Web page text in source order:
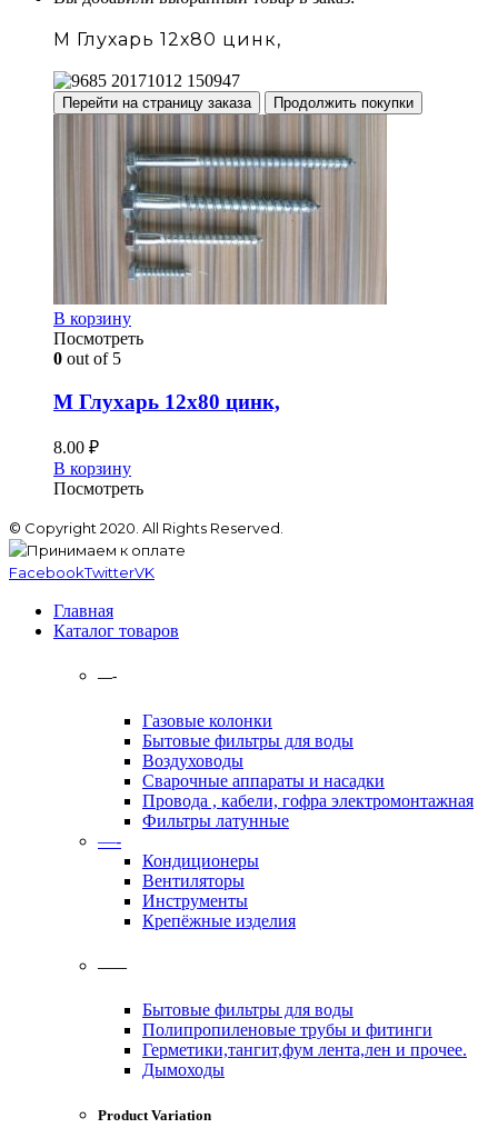
М Глухарь 12х80 цинк,
Перейти на страницу заказа Продолжить покупки
В корзину
Посмотреть
0 out of 5
М Глухарь 12х80 цинк,
8.00 ₽
В корзину
Посмотреть
© Copyright 2020. All Rights Reserved.
FacebookTwitterVK
Главная
Каталог товаров
—-
Газовые колонки
Бытовые фильтры для воды
Воздуховоды
Сварочные аппараты и насадки
Провода , кабели, гофра электромонтажная
Фильтры латунные
—-
Кондиционеры
Вентиляторы
Инструменты
Крепёжные изделия
——
Бытовые фильтры для воды
Полипропиленовые трубы и фитинги
Герметики,тангит,фум лента,лен и прочее.
Дымоходы
Product Variation